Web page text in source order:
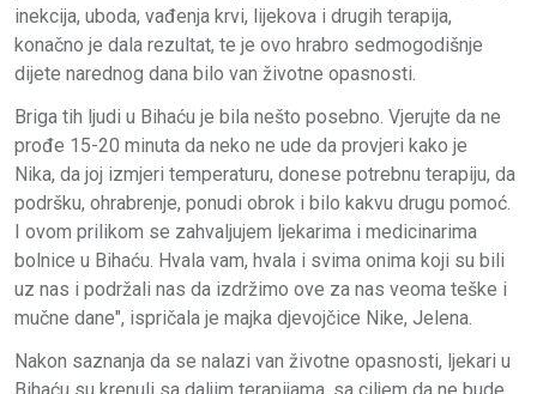
inekcija, uboda, vađenja krvi, lijekova i drugih terapija,
konačno je dala rezultat, te je ovo hrabro sedmogodišnje
dijete narednog dana bilo van životne opasnosti.
Briga tih ljudi u Bihaću je bila nešto posebno. Vjerujte da ne
prođe 15-20 minuta da neko ne ude da provjeri kako je
Nika, da joj izmjeri temperaturu, donese potrebnu terapiju, da
podršku, ohrabrenje, ponudi obrok i bilo kakvu drugu pomoć.
I ovom prilikom se zahvaljujem ljekarima i medicinarima
bolnice u Bihaću. Hvala vam, hvala i svima onima koji su bili
uz nas i podržali nas da izdržimo ove za nas veoma teške i
mučne dane", ispričala je majka djevojčice Nike, Jelena.
Nakon saznanja da se nalazi van životne opasnosti, ljekari u